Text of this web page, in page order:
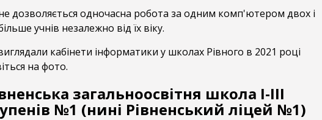
дозволяється одночасна робота за одним комп'ютером двох і
учнів незалежно від їх віку.
кабінети інформатики у школах Рівного в 2021 році
на фото.
загальноосвітня школа І-ІІІ
№1 (нині Рівненський ліцей №1)